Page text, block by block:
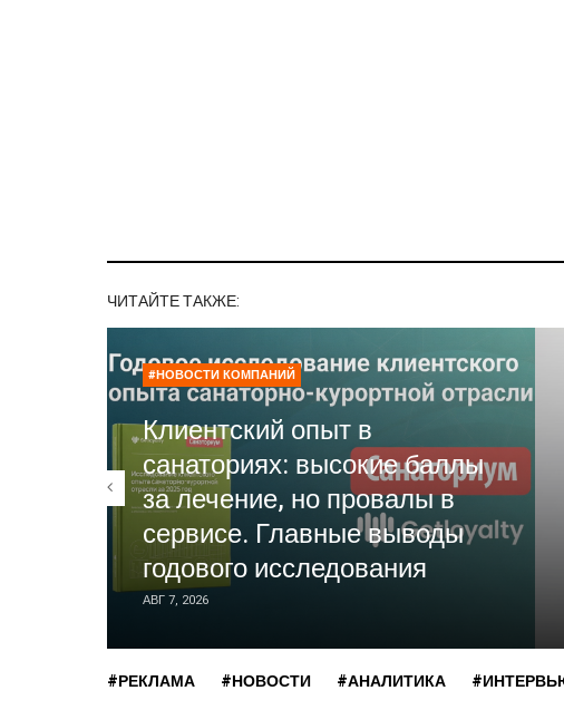
ЧИТАЙТЕ ТАКЖЕ:
#НОВОСТИ КОМПАНИЙ
Клиентский опыт в
санаториях: высокие баллы
за лечение, но провалы в
сервисе. Главные выводы
годового исследования
АВГ 7, 2026
#РЕКЛАМА #НОВОСТИ #АНАЛИТИКА